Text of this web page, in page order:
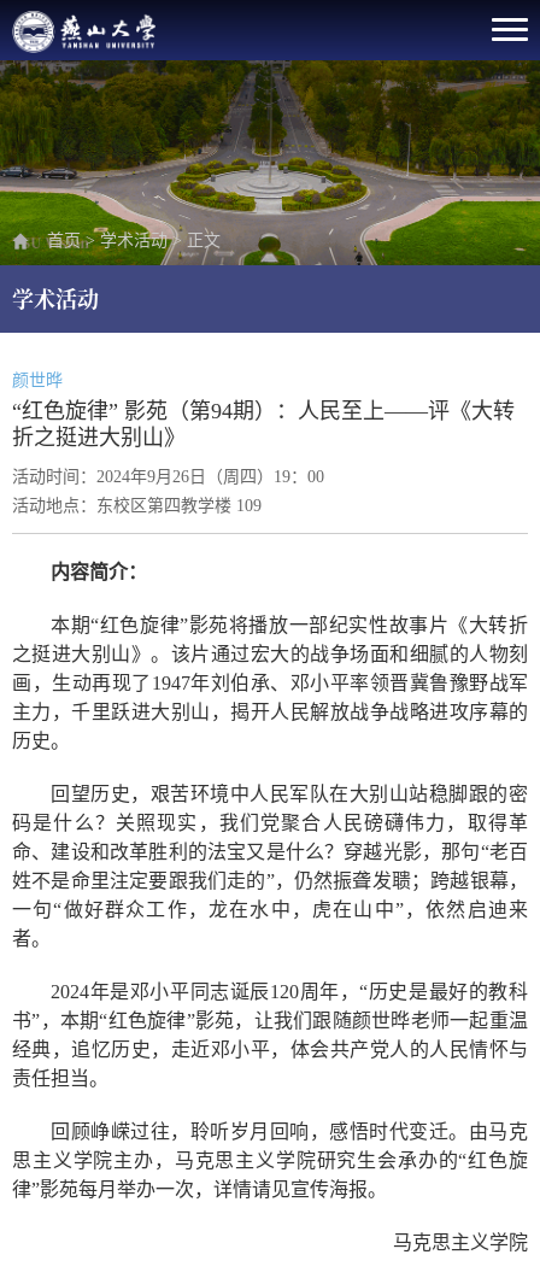
首页>学术活动> 正文
学术活动
颜世晔
“红色旋律” 影苑（第94期）：人民至上——评《大转
折之挺进大别山》
活动时间：2024年9月26日（周四）19：00
活动地点：东校区第四教学楼 109
内容简介：
本期“红色旋律”影苑将播放一部纪实性故事片《大转折
之挺进大别山》。该片通过宏大的战争场面和细腻的人物刻
画，生动再现了1947年刘伯承、邓小平率领晋冀鲁豫野战军
主力，千里跃进大别山，揭开人民解放战争战略进攻序幕的
历史。
回望历史，艰苦环境中人民军队在大别山站稳脚跟的密
码是什么？关照现实，我们党聚合人民磅礴伟力，取得革
命、建设和改革胜利的法宝又是什么？穿越光影，那句“老百
姓不是命里注定要跟我们走的”，仍然振聋发聩；跨越银幕，
一句“做好群众工作，龙在水中，虎在山中”，依然启迪来
者。
2024年是邓小平同志诞辰120周年，“历史是最好的教科
书”，本期“红色旋律”影苑，让我们跟随颜世晔老师一起重温
经典，追忆历史，走近邓小平，体会共产党人的人民情怀与
责任担当。
回顾峥嵘过往，聆听岁月回响，感悟时代变迁。由马克
思主义学院主办，马克思主义学院研究生会承办的“红色旋
律”影苑每月举办一次，详情请见宣传海报。
马克思主义学院